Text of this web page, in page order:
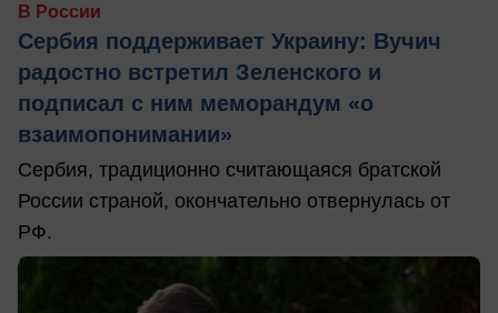
В России
Сербия поддерживает Украину: Вучич
радостно встретил Зеленского и
подписал с ним меморандум «о
взаимопонимании»
Сербия, традиционно считающаяся братской
России страной, окончательно отвернулась от
РФ.